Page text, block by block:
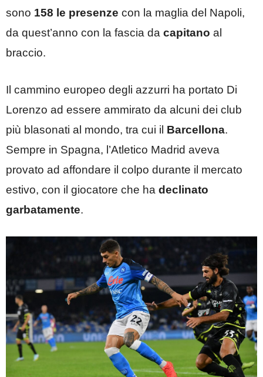
sono 158 le presenze con la maglia del Napoli,
da quest’anno con la fascia da capitano al
braccio.
Il cammino europeo degli azzurri ha portato Di
Lorenzo ad essere ammirato da alcuni dei club
più blasonati al mondo, tra cui il Barcellona.
Sempre in Spagna, l’Atletico Madrid aveva
provato ad affondare il colpo durante il mercato
estivo, con il giocatore che ha declinato
garbatamente.